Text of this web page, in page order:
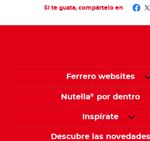
Si te gusta, compártelo en
Ferrero websites
Nutella® por dentro
Inspírate
Descubre las novedades